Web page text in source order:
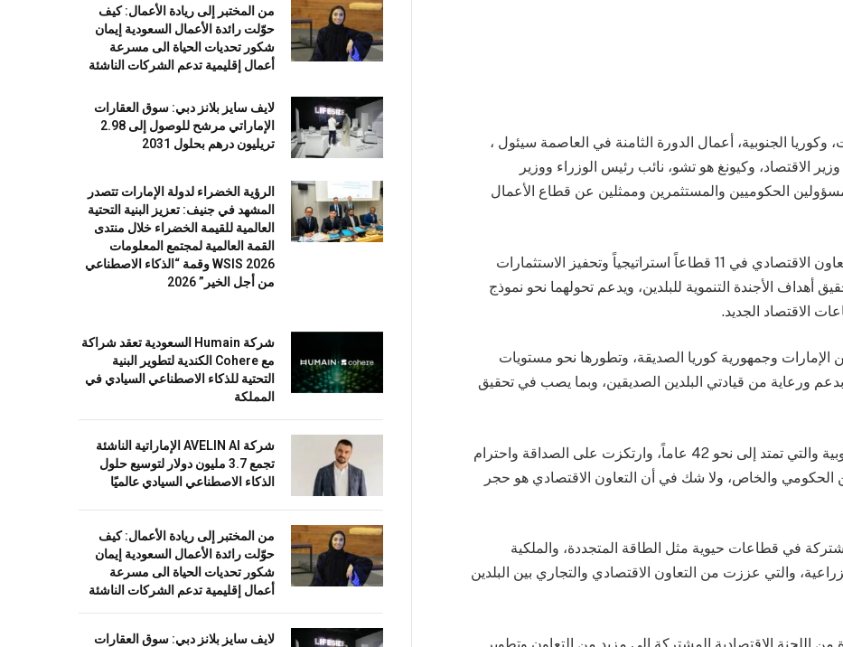
وكوريا الجنوبية، أعمال الدورة الثامنة في العاصمة سيئول ،
الاقتصاد، وكيونغ هو تشو، نائب رئيس الوزراء ووزير
الحكوميين والمستثمرين وممثلين عن قطاع الأعمال
حيث اتفق الجانبان على توسيع وتنويع مظلة التعاون الاقتصادي في 11 قطاعاً استراتيجياً وتحفيز الاستثمارات
أهداف الأجندة التنموية للبلدين، ويدعم تحولهما نحو نموذج
الاقتصاد الجديد.
الإمارات وجمهورية كوريا الصديقة، وتطورها نحو مستويات
ورعاية من قيادتي البلدين الصديقين، وبما يصب في تحقيق
وقال: «نعتز بعلاقتنا الاستراتيجية مع كوريا الجنوبية والتي تمتد إلى نحو 42 عاماً، وارتكزت على الصداقة واحترام
الحكومي والخاص، ولا شك في أن التعاون الاقتصادي هو حجر
في قطاعات حيوية مثل الطاقة المتجددة، والملكية
والتي عززت من التعاون الاقتصادي والتجاري بين البلدين
من المختبر إلى ريادة الأعمال: كيف
حوّلت رائدة الأعمال السعودية إيمان
شكور تحديات الحياة الى مسرعة
أعمال إقليمية تدعم الشركات الناشئة
لايف سايز بلانز دبي: سوق العقارات
الإماراتي مرشح للوصول إلى 2.98
تريليون درهم بحلول 2031
الرؤية الخضراء لدولة الإمارات تتصدر
المشهد في جنيف: تعزيز البنية التحتية
العالمية للقيمة الخضراء خلال منتدى
القمة العالمية لمجتمع المعلومات
WSIS 2026 وقمة “الذكاء الاصطناعي
من أجل الخير” 2026
شركة Humain السعودية تعقد شراكة
مع Cohere الكندية لتطوير البنية
التحتية للذكاء الاصطناعي السيادي في
المملكة
شركة AVELIN AI الإماراتية الناشئة
تجمع 3.7 مليون دولار لتوسيع حلول
الذكاء الاصطناعي السيادي عالميًا
من المختبر إلى ريادة الأعمال: كيف
حوّلت رائدة الأعمال السعودية إيمان
شكور تحديات الحياة الى مسرعة
أعمال إقليمية تدعم الشركات الناشئة
لايف سايز بلانز دبي: سوق العقارات